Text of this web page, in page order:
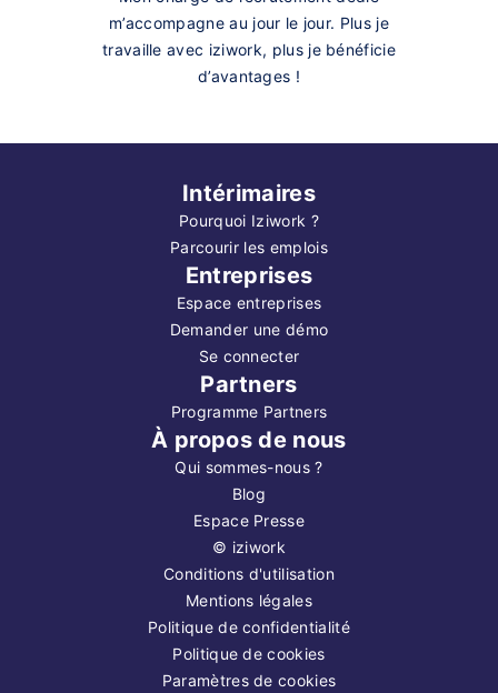
m’accompagne au jour le jour. Plus je
travaille avec iziwork, plus je bénéficie
d’avantages !
Intérimaires
Pourquoi Iziwork ?
Parcourir les emplois
Entreprises
Espace entreprises
Demander une démo
Se connecter
Partners
Programme Partners
À propos de nous
Qui sommes-nous ?
Blog
Espace Presse
© iziwork
Conditions d'utilisation
Mentions légales
Politique de confidentialité
Politique de cookies
Paramètres de cookies